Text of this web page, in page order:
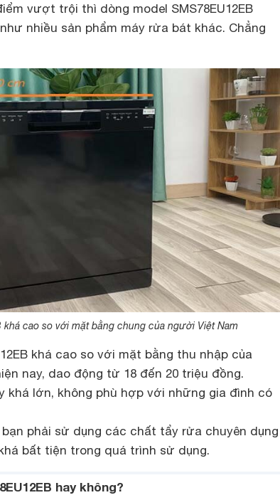
vượt trội thì dòng model SMS78EU12EB
nhiều sản phẩm máy rửa bát khác. Chẳng
khá cao so với mặt bằng chung của người Việt Nam
khá cao so với mặt bằng thu nhập của
nay, dao động từ 18 đến 20 triệu đồng.
khá lớn, không phù hợp với những gia đình có
phải sử dụng các chất tẩy rửa chuyên dụng
bất tiện trong quá trình sử dụng.
hay không?